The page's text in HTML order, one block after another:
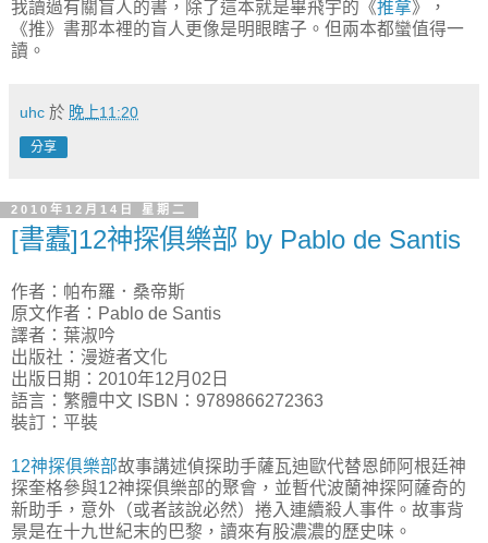
我讀過有關盲人的書，除了這本就是畢飛宇的《推拿》，
《推》書那本裡的盲人更像是明眼瞎子。但兩本都蠻值得一
讀。
uhc 於 晚上11:20
分享
2010年12月14日 星期二
[書蠹]12神探俱樂部 by Pablo de Santis
作者：帕布羅．桑帝斯
原文作者：Pablo de Santis
譯者：葉淑吟
出版社：漫遊者文化
出版日期：2010年12月02日
語言：繁體中文 ISBN：9789866272363
裝訂：平裝
12神探俱樂部故事講述偵探助手薩瓦迪歐代替恩師阿根廷神
探奎格參與12神探俱樂部的聚會，並暫代波蘭神探阿薩奇的
新助手，意外（或者該說必然）捲入連續殺人事件。故事背
景是在十九世紀末的巴黎，讀來有股濃濃的歷史味。